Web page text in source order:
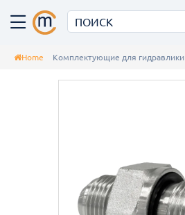
Home Комплектующие для гидравлики